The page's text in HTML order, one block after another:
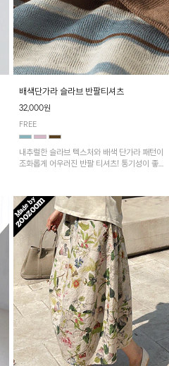
배색단가라 슬라브 반팔티셔츠
32,000원
FREE
내추럴한 슬라브 텍스처와 배색 단가라 패턴이
조화롭게 어우러진 반팔 티셔츠! 통기성이 좋